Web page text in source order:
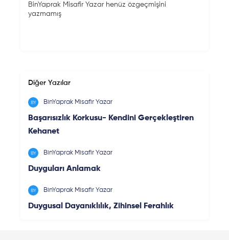
BinYaprak Misafir Yazar henüz özgeçmişini
yazmamış
Diğer Yazılar
BinYaprak Misafir Yazar
Başarısızlık Korkusu- Kendini Gerçekleştiren
Kehanet
BinYaprak Misafir Yazar
Duyguları Anlamak
BinYaprak Misafir Yazar
Duygusal Dayanıklılık, Zihinsel Ferahlık